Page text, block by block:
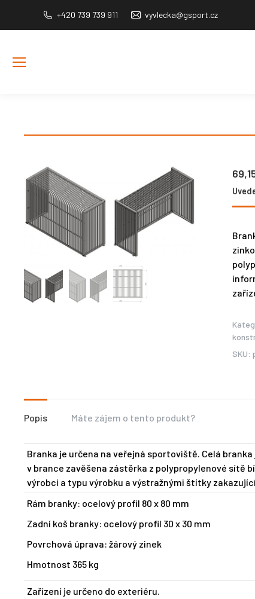
+420 739 739 911 vyvlecka@gsport.cz
SKU:
Popis Máte zájem o tento produkt?
Branka je určena na veřejná sportoviště. Celá
v brance zavěšena zástěrka z polypropylenové sítě
výrobci a typu výrobku a výstražnými štítky
Rám branky: ocelový profil 80 x 80 mm
Zadní koš branky: ocelový profil 30 x 30 mm
Povrchová úprava: žárový zinek
Hmotnost 365 kg
Zařízení je určeno do exteriéru.